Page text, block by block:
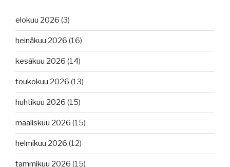
elokuu 2026 (3)
heinäkuu 2026 (16)
kesäkuu 2026 (14)
toukokuu 2026 (13)
huhtikuu 2026 (15)
maaliskuu 2026 (15)
helmikuu 2026 (12)
tammikuu 2026 (15)